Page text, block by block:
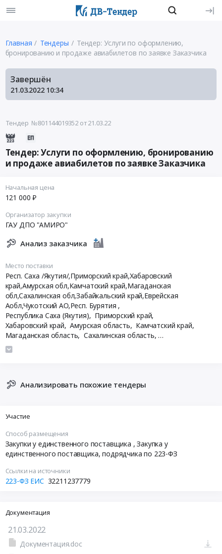
Главная Тендеры
Тендер: Услуги по оформлению,
бронированию и продаже авиабилетов по заявке Заказчика
Завершён
21.03.2022 10:34
Тендер №801144019352 от 21.03.22
Тендер: Услуги по оформлению, бронированию
и продаже авиабилетов по заявке Заказчика
Начальная цена
121 000 ₽
Организатор закупки
ГАУ ДПО "АМИРО"
Анализ заказчика
Место поставки
Респ. Саха /Якутия/,Приморский край,Хабаровский
край,Амурская обл,Камчатский край,Магаданская
обл,Сахалинская обл,Забайкальский край,Еврейская
Аобл,Чукотский АО,Респ. Бурятия ,
Республика Саха (Якутия), Приморский край,
Хабаровский край, Амурская область, Камчатский край,
Магаданская область, Сахалинская область,
Забайкальский край,
Республика Бурятия
Анализировать похожие тендеры
Участие
Способ размещения
Закупки у единственного поставщика , Закупка у
единственного поставщика, подрядчика по 223-ФЗ
Ссылки на источники
223-ФЗ ЕИС 32211237779
Документация
21.03.2022
Документация.doc